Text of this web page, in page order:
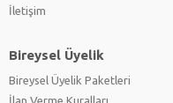
İletişim
Bireysel Üyelik
Bireysel Üyelik Paketleri